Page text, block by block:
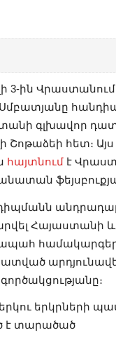
3-ին
գլխավոր
Շոթաձեի հետ։ Այս
հայտնում է
Հայաստանի
երկրների
է տարածած